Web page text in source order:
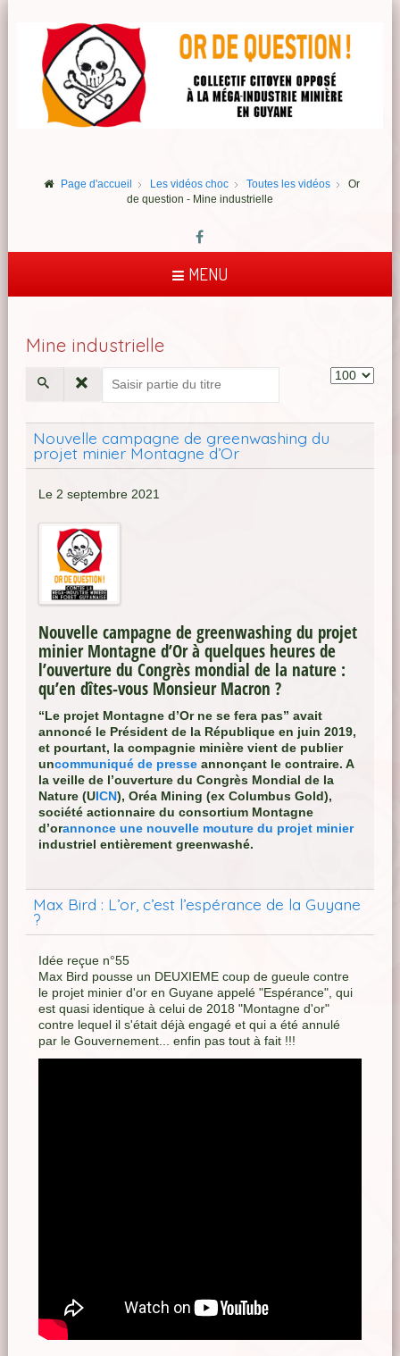
Page d'accueil Les vidéos choc Toutes les vidéos
Or
de question - Mine industrielle
MENU
Mine industrielle
Nouvelle campagne de greenwashing du
projet minier Montagne d’Or
Le 2 septembre 2021
Nouvelle campagne de greenwashing du projet
minier Montagne d’Or à quelques heures de
l’ouverture du Congrès mondial de la nature :
qu’en dîtes-vous Monsieur Macron ?
“Le projet Montagne d’Or ne se fera pas” avait
annoncé le Président de la République en juin 2019,
et pourtant, la compagnie minière vient de publier
uncommuniqué de presseannonçant le contraire. A
la veille de l’ouverture du Congrès Mondial de la
Nature (UICN), Oréa Mining (ex Columbus Gold),
société actionnaire du consortium Montagne
d’orannonce une nouvelle mouture du projet minier
industriel entièrement greenwashé.
Max Bird : L’or, c’est l’espérance de la Guyane
?
Idée reçue n°55
Max Bird pousse un DEUXIEME coup de gueule contre
le projet minier d'or en Guyane appelé "Espérance", qui
est quasi identique à celui de 2018 "Montagne d'or"
contre lequel il s'était déjà engagé et qui a été annulé
par le Gouvernement... enfin pas tout à fait !!!